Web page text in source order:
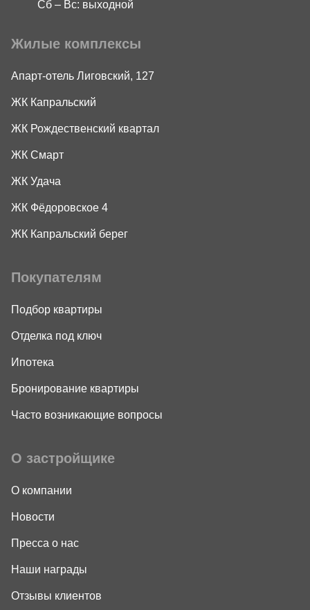
Сб – Вс: выходной
Жилые комплексы
Апарт-отель Лиговский, 127
ЖК Капральский
ЖК Рождественский квартал
ЖК Смарт
ЖК Удача
ЖК Фёдоровское 4
ЖК Капральский берег
Покупателям
Подбор квартиры
Отделка под ключ
Ипотека
Бронирование квартиры
Часто возникающие вопросы
О застройщике
О компании
Новости
Пресса о нас
Наши награды
Отзывы клиентов